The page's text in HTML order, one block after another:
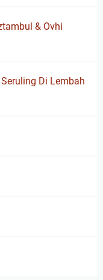
& Ovhi
Di Lembah